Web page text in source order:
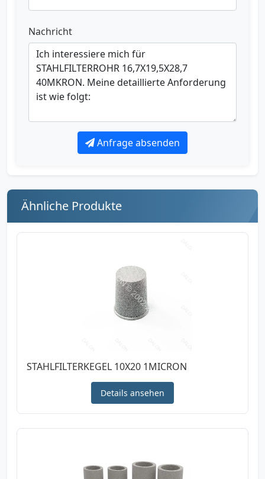
Nachricht
Anfrage absenden
Ähnliche Produkte
STAHLFILTERKEGEL 10X20 1MICRON
Details ansehen